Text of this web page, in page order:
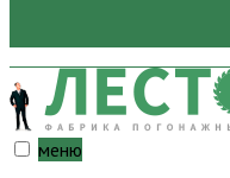
меню